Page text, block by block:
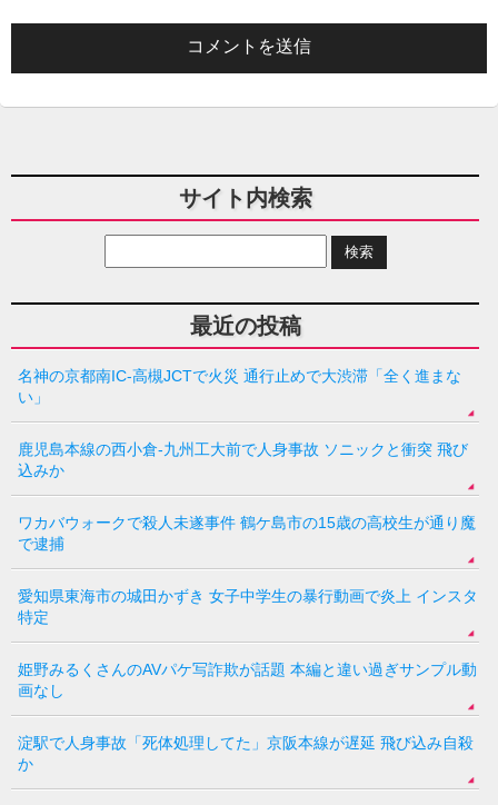
サイト内検索
最近の投稿
名神の京都南IC-高槻JCTで火災 通行止めで大渋滞「全く進まな
い」
鹿児島本線の西小倉-九州工大前で人身事故 ソニックと衝突 飛び
込みか
ワカバウォークで殺人未遂事件 鶴ケ島市の15歳の高校生が通り魔
で逮捕
愛知県東海市の城田かずき 女子中学生の暴行動画で炎上 インスタ
特定
姫野みるくさんのAVパケ写詐欺が話題 本編と違い過ぎサンプル動
画なし
淀駅で人身事故「死体処理してた」京阪本線が遅延 飛び込み自殺
か